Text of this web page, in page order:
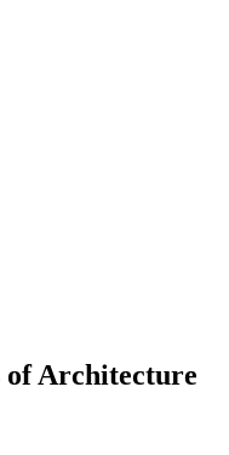
of Architecture